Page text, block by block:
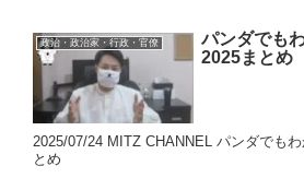
政治・政治家・行政・官僚
パンダでも
2025まとめ
2025/07/24 MITZ CHANNEL パンダでも
とめ